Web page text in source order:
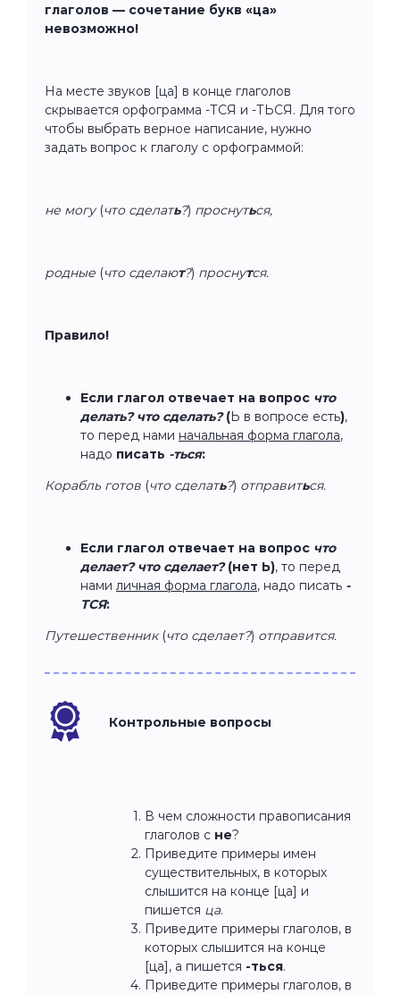
глаголов — сочетание букв «ца»
невозможно!
На месте звуков [ца] в конце глаголов
скрывается орфограмма -ТСЯ и -ТЬСЯ. Для того
чтобы выбрать верное написание, нужно
задать вопрос к глаголу с орфограммой:
не могу (что сделать?) проснуться,
родные (что сделают?) проснутся.
Правило!
Если глагол отвечает на вопрос что
делать? что сделать?(Ь в вопросе есть),
то перед нами начальная форма глагола,
надо писать -ться:
Корабль готов (что сделать?) отправиться.
Если глагол отвечает на вопрос что
делает? что сделает?(нет Ь), то перед
нами личная форма глагола, надо писать -
ТСЯ:
Путешественник (что сделает?) отправится.
Контрольные вопросы
В чем сложности правописания
глаголов с не?
Приведите примеры имен
существительных, в которых
слышится на конце [ца] и
пишется ца.
Приведите примеры глаголов, в
которых слышится на конце
[ца], а пишется -ться.
Приведите примеры глаголов, в